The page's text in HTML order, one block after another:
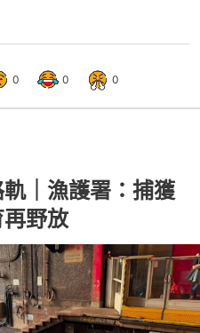
0 0 0
｜漁護署：捕獲
野放